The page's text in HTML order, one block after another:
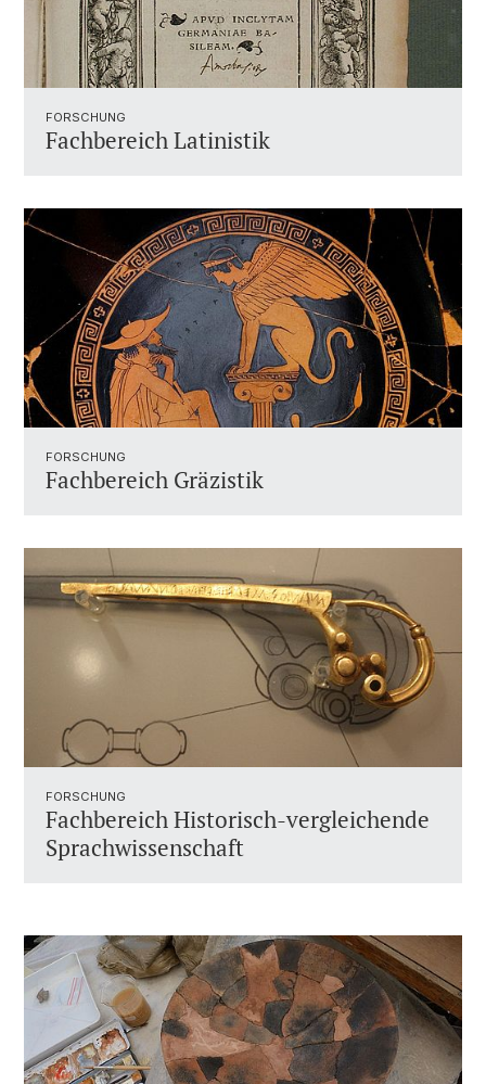
FORSCHUNG
Fachbereich Latinistik
FORSCHUNG
Fachbereich Gräzistik
FORSCHUNG
Fachbereich Historisch-vergleichende
Sprachwissenschaft